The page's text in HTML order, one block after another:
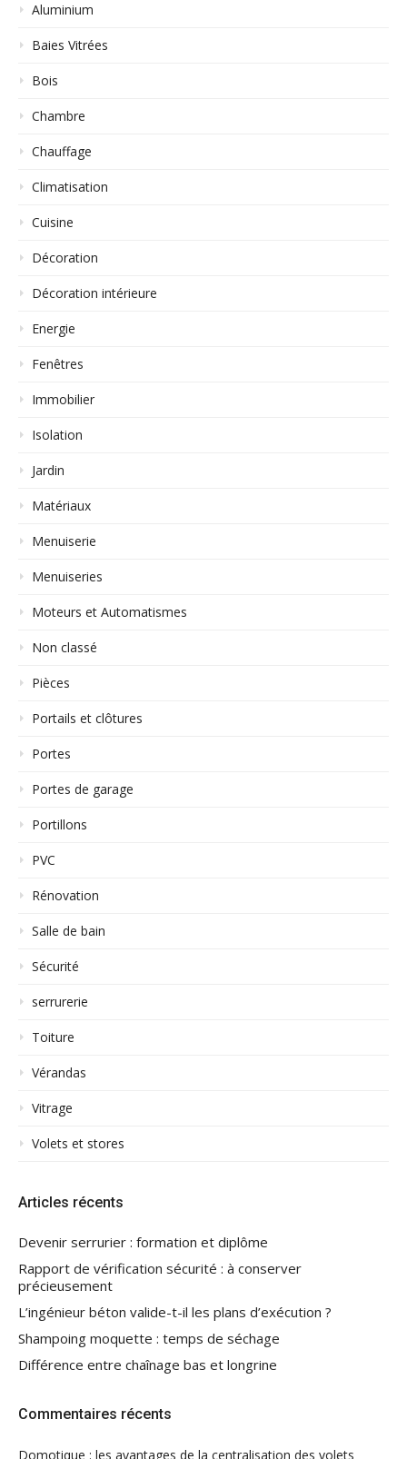
Aluminium
Baies Vitrées
Bois
Chambre
Chauffage
Climatisation
Cuisine
Décoration
Décoration intérieure
Energie
Fenêtres
Immobilier
Isolation
Jardin
Matériaux
Menuiserie
Menuiseries
Moteurs et Automatismes
Non classé
Pièces
Portails et clôtures
Portes
Portes de garage
Portillons
PVC
Rénovation
Salle de bain
Sécurité
serrurerie
Toiture
Vérandas
Vitrage
Volets et stores
Articles récents
Devenir serrurier : formation et diplôme
Rapport de vérification sécurité : à conserver
précieusement
L’ingénieur béton valide-t-il les plans d’exécution ?
Shampoing moquette : temps de séchage
Différence entre chaînage bas et longrine
Commentaires récents
Domotique : les avantages de la centralisation des volets